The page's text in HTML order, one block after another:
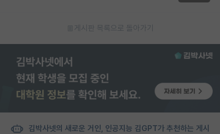
게시판 목록으로 돌아가기
김박사넷의 새로운 거인, 인공지능 김GPT가 추천하는 게시